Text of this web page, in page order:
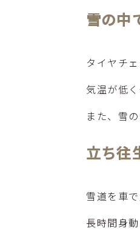
雪の中
タイヤチ
気温が低
また、雪
立ち往
雪道を車
長時間身